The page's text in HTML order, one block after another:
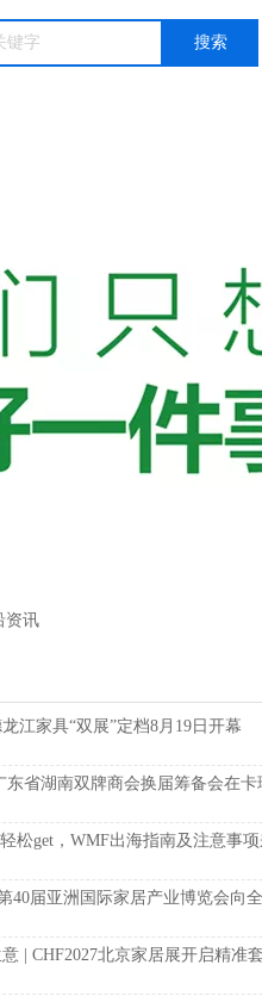
搜索
资讯
江家具“双展”定档8月19日开幕
东省湖南双牌商会换届筹备会在
松get，WMF出海指南及注意事
40届亚洲国际家居产业博览会向
| CHF2027北京家居展开启精准